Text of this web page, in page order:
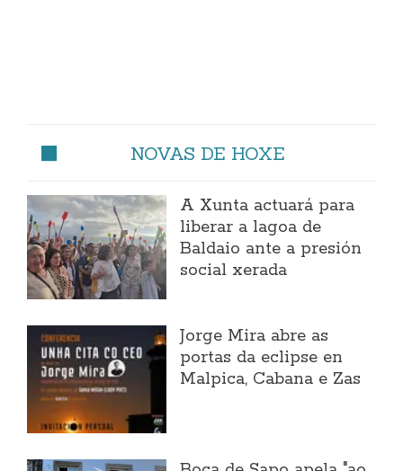
NOVAS DE HOXE
A Xunta actuará para
liberar a lagoa de
Baldaio ante a presión
social xerada
Jorge Mira abre as
portas da eclipse en
Malpica, Cabana e Zas